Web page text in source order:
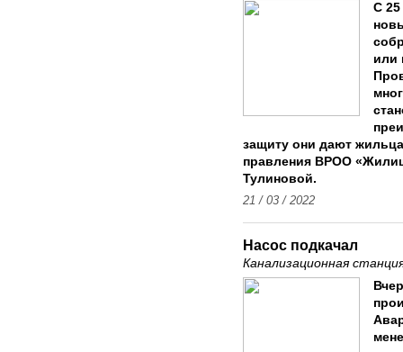
С 25
или
защиту они дают
правления ВРОО
Тулиновой.
21 / 03 / 2022
Насос подкачал
Канализационная